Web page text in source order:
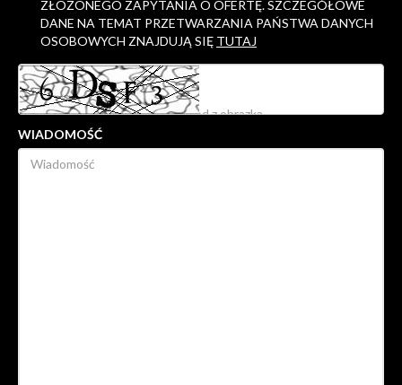
ZŁOŻONEGO ZAPYTANIA O OFERTĘ. SZCZEGÓŁOWE
DANE NA TEMAT PRZETWARZANIA PAŃSTWA DANYCH
OSOBOWYCH ZNAJDUJĄ SIĘ TUTAJ
WIADOMOŚĆ